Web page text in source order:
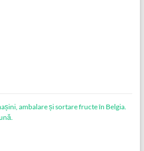
ambalare și sortare fructe în Belgia.